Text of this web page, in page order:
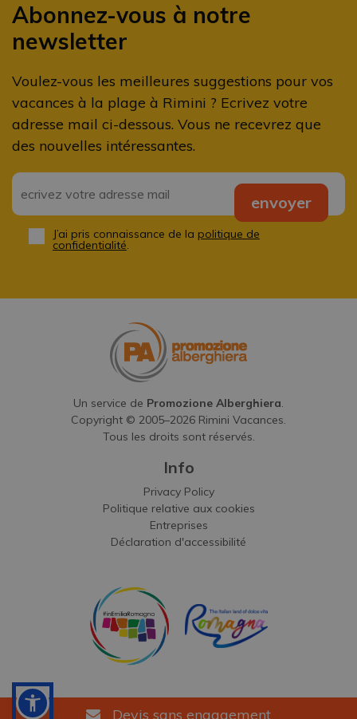
Devis sans engagement
Abonnez-vous à notre
newsletter
Voulez-vous les meilleures suggestions pour vos
vacances à la plage à Rimini ? Ecrivez votre
adresse mail ci-dessous. Vous ne recevrez que
des nouvelles intéressantes.
Email
Privacy*
J’ai pris connaissance de la politique de
confidentialité.
envoyer
Un service de Promozione Alberghiera.
Copyright © 2005–2026 Rimini Vacances.
Tous les droits sont réservés.
Info
Privacy Policy
Politique relative aux cookies
Entreprises
Déclaration d'accessibilité